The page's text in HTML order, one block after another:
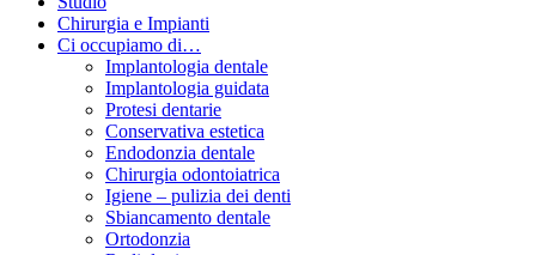
Chirurgia e Impianti
Ci occupiamo di…
Implantologia dentale
Implantologia guidata
Protesi dentarie
Conservativa estetica
Endodonzia dentale
Chirurgia odontoiatrica
Igiene – pulizia dei denti
Sbiancamento dentale
Ortodonzia